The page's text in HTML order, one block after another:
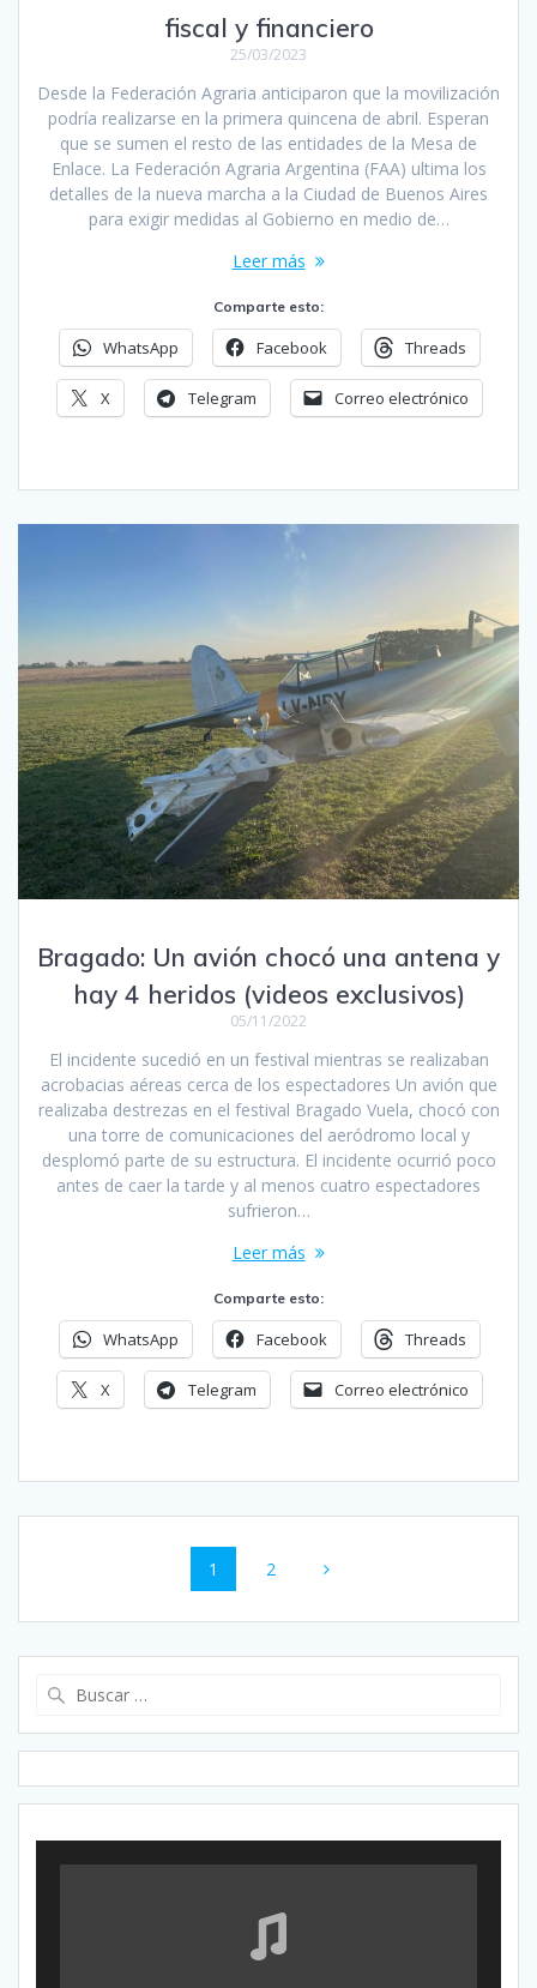
fiscal y financiero
25/03/2023
Desde la Federación Agraria anticiparon que la movilización
podría realizarse en la primera quincena de abril. Esperan
que se sumen el resto de las entidades de la Mesa de
Enlace. La Federación Agraria Argentina (FAA) ultima los
detalles de la nueva marcha a la Ciudad de Buenos Aires
para exigir medidas al Gobierno en medio de…
Leer más
Comparte esto:
WhatsApp Facebook Threads
X Telegram Correo electrónico
Bragado: Un avión chocó una antena y
hay 4 heridos (videos exclusivos)
05/11/2022
El incidente sucedió en un festival mientras se realizaban
acrobacias aéreas cerca de los espectadores Un avión que
realizaba destrezas en el festival Bragado Vuela, chocó con
una torre de comunicaciones del aeródromo local y
desplomó parte de su estructura. El incidente ocurrió poco
antes de caer la tarde y al menos cuatro espectadores
sufrieron…
Leer más
Comparte esto:
WhatsApp Facebook Threads
X Telegram Correo electrónico
Navegación
entradas
Página
1 Página
2